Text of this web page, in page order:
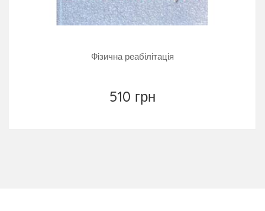
Фізична реабілітація
510 грн